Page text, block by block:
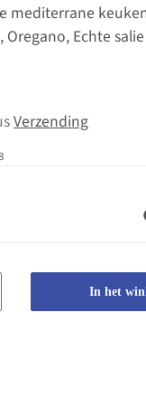
mediterrane
Echte
Verzending
In het